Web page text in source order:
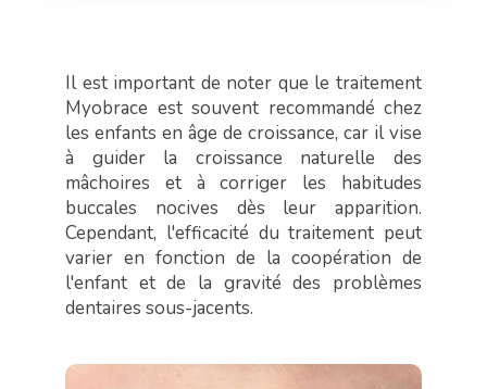
Il est important de noter que le traitement
Myobrace est souvent recommandé chez
les enfants en âge de croissance, car il vise
à guider la croissance naturelle des
mâchoires et à corriger les habitudes
buccales nocives dès leur apparition.
Cependant, l'efficacité du traitement peut
varier en fonction de la coopération de
l'enfant et de la gravité des problèmes
dentaires sous-jacents.